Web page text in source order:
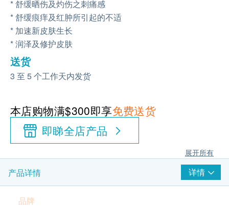
* 舒缓晒伤及灼伤之刺痛感
* 舒缓痕痒及红肿所引起的不适
* 加速新皮肤生长
* 润泽及修护皮肤
送货
3 至 5 个工作天内发货
本店购物满$300即享免费送货
即睇全店产品
展开所有
产品详情 详情
品牌